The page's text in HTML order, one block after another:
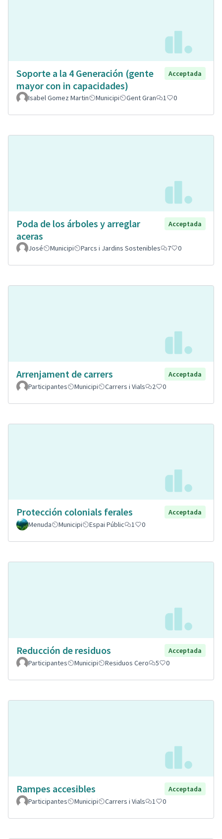
Soporte a la 4 Generación (gente
mayor con in capacidades)
Acceptada
Isabel Gomez Martin Municipi Gent Gran 1 0
Poda de los árboles y arreglar
aceras
Acceptada
José Municipi Parcs i Jardins Sostenibles 7 0
Arrenjament de carrers
Acceptada
Participantes
Municipi Carrers i Vials 2 0
Protección colonials ferales
Acceptada
Menuda
Municipi Espai Públic 1 0
Reducción de residuos
Acceptada
Participantes
Municipi Residuos Cero 5 0
Rampes accesibles
Acceptada
Participantes
Municipi Carrers i Vials 1 0